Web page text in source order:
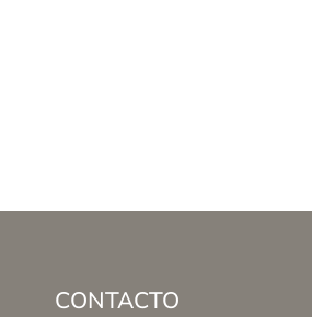
CONTACTO